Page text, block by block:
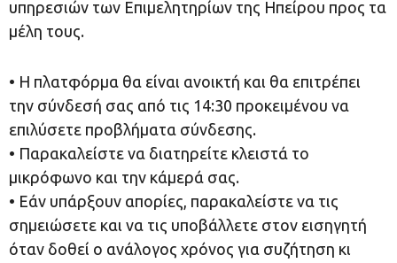
υπηρεσιών των Επιμελητηρίων της Ηπείρου προς τα
μέλη τους.
• Η πλατφόρμα θα είναι ανοικτή και θα επιτρέπει
την σύνδεσή σας από τις 14:30 προκειμένου να
επιλύσετε προβλήματα σύνδεσης.
• Παρακαλείστε να διατηρείτε κλειστά το
μικρόφωνο και την κάμερά σας.
• Εάν υπάρξουν απορίες, παρακαλείστε να τις
σημειώσετε και να τις υποβάλλετε στον εισηγητή
όταν δοθεί ο ανάλογος χρόνος για συζήτηση κι